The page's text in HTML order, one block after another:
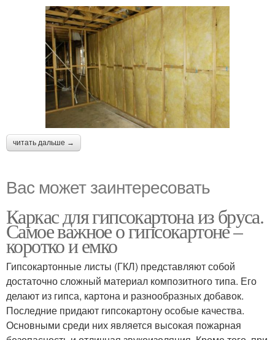
читать дальше →
Вас может заинтересовать
Каркас для гипсокартона из бруса.
Самое важное о гипсокартоне –
коротко и емко
Гипсокартонные листы (ГКЛ) представляют собой
достаточно сложный материал композитного типа. Его
делают из гипса, картона и разнообразных добавок.
Последние придают гипсокартону особые качества.
Основными среди них является высокая пожарная